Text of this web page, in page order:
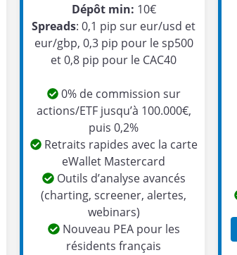
Dépôt min: 10€
Spreads: 0,1 pip sur eur/usd et
eur/gbp, 0,3 pip pour le sp500
et 0,8 pip pour le CAC40
0% de commission sur
actions/ETF jusqu’à 100.000€,
puis 0,2%
Retraits rapides avec la carte
eWallet Mastercard
Outils d’analyse avancés
(charting, screener, alertes,
webinars)
Nouveau PEA pour les
résidents français